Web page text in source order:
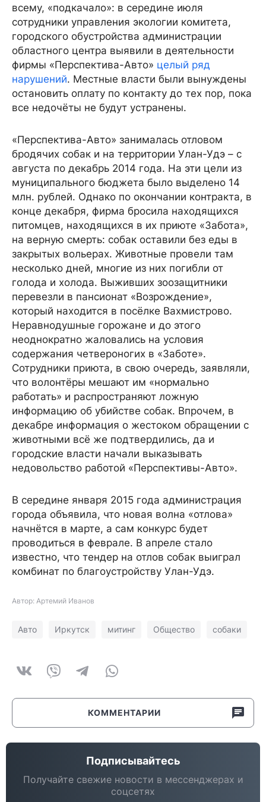
всему, «подкачало»: в середине июля
сотрудники управления экологии комитета,
городского обустройства администрации
областного центра выявили в деятельности
фирмы «Перспектива-Авто» целый ряд
нарушений. Местные власти были вынуждены
остановить оплату по контакту до тех пор, пока
все недочёты не будут устранены.
«Перспектива-Авто» занималась отловом
бродячих собак и на территории Улан-Удэ – с
августа по декабрь 2014 года. На эти цели из
муниципального бюджета было выделено 14
млн. рублей. Однако по окончании контракта, в
конце декабря, фирма бросила находящихся
питомцев, находящихся в их приюте «Забота»,
на верную смерть: собак оставили без еды в
закрытых вольерах. Животные провели там
несколько дней, многие из них погибли от
голода и холода. Выживших зоозащитники
перевезли в пансионат «Возрождение»,
который находится в посёлке Вахмистрово.
Неравнодушные горожане и до этого
неоднократно жаловались на условия
содержания четвероногих в «Заботе».
Сотрудники приюта, в свою очередь, заявляли,
что волонтёры мешают им «нормально
работать» и распространяют ложную
информацию об убийстве собак. Впрочем, в
декабре информация о жестоком обращении с
животными всё же подтвердились, да и
городские власти начали выказывать
недовольство работой «Перспективы-Авто».
В середине января 2015 года администрация
города объявила, что новая волна «отлова»
начнётся в марте, а сам конкурс будет
проводиться в феврале. В апреле стало
известно, что тендер на отлов собак выиграл
комбинат по благоустройству Улан-Удэ.
Автор: Артемий Иванов
Авто Иркутск митинг Общество собаки
КОММЕНТАРИИ
Подписывайтесь
Получайте свежие новости в мессенджерах и
соцсетях